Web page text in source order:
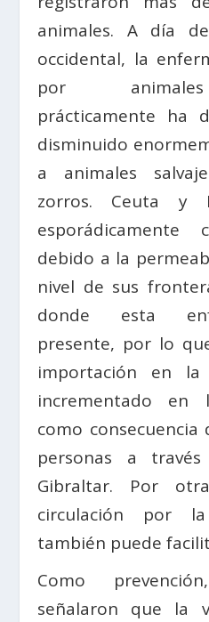
animales. A día
occidental, la
por
prácticamente ha
disminuido
a animales
zorros. Ceuta y
debido a la
nivel de sus
donde esta
presente, por lo
importación en
incrementado en
como
personas a
Gibraltar. Por
circulación por
también puede
Como
señalaron que la